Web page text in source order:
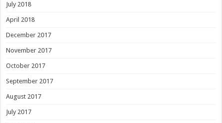
July 2018
April 2018
December 2017
November 2017
October 2017
September 2017
August 2017
July 2017